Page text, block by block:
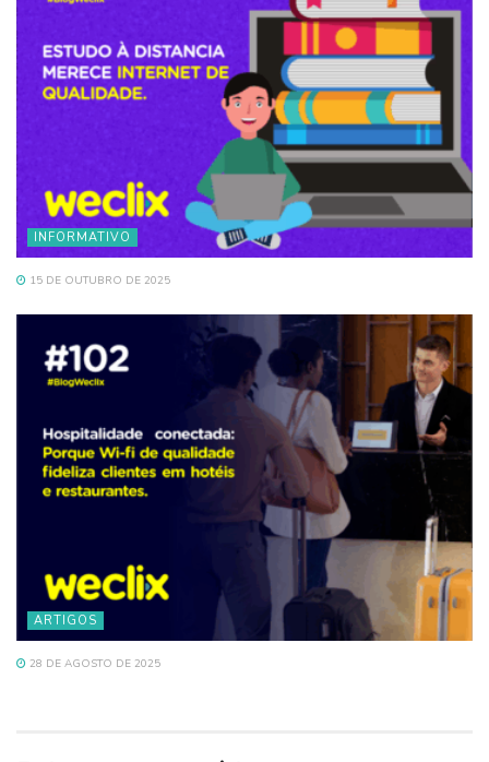
INFORMATIVO
15 DE OUTUBRO DE 2025
ARTIGOS
28 DE AGOSTO DE 2025